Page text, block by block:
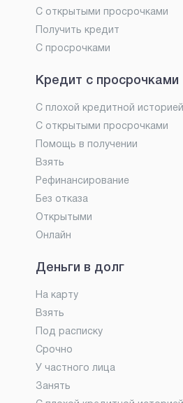
С открытыми просрочками
Получить кредит
С просрочками
Кредит с просрочками
С плохой кредитной историей
С открытыми просрочками
Помощь в получении
Взять
Рефинансирование
Без отказа
Открытыми
Онлайн
Деньги в долг
На карту
Взять
Под расписку
Срочно
У частного лица
Занять